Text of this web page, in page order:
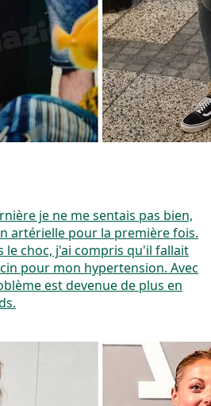
je ne me sentais pas bien,
artérielle pour la première fois.
le choc, j'ai compris qu'il fallait
pour mon hypertension. Avec
est devenue de plus en